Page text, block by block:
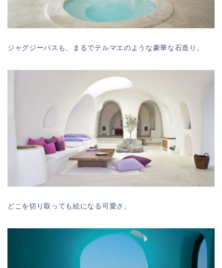
ジャグジーバスも、まるでテルマエのような豪華な石造り。
どこを切り取っても絵になる可愛さ。